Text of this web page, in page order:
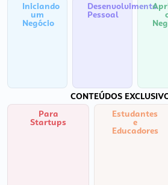
Iniciando
um
Negócio
Desenvolvimento
Pessoal
CONTEÚDOS
Para
Startups
Estudantes
e
Educadores